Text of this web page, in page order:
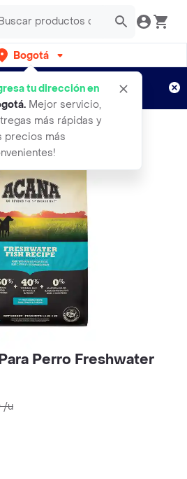
Bogotá
tu dirección en
. Mejor servicio,
más rápidas y
precios más
por semanas
Aplican TyC
Perro Freshwater
/u